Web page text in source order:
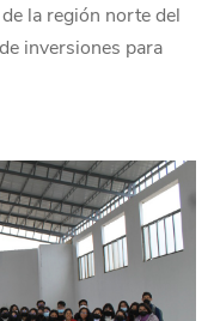
la región norte del
inversiones para